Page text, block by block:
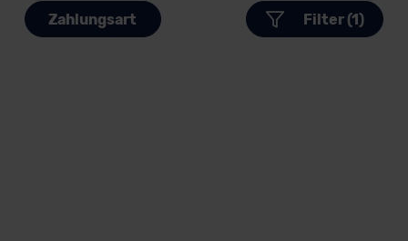
Zahlungsart Filter (1)